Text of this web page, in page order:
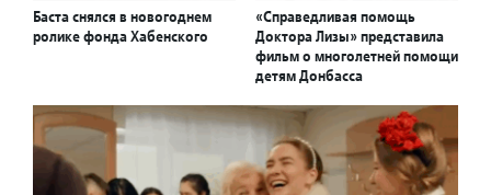
Баста снялся в новогоднем
ролике фонда Хабенского
«Справедливая помощь
Доктора Лизы» представила
фильм о многолетней помощи
детям Донбасса